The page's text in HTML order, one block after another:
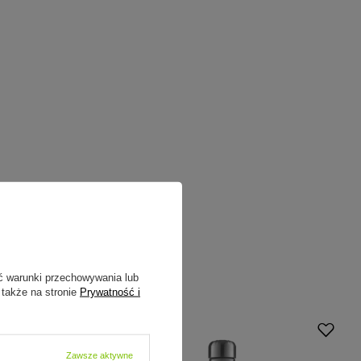
warunki przechowywania lub
na stronie Prywatność i
Zawsze aktywne